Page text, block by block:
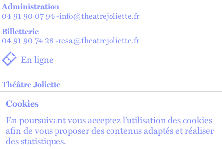
Administration
04 91 90 07 94-info@theatrejoliette.fr
Billetterie
04 91 90 74 28 -resa@theatrejoliette.fr
En ligne
Théâtre Joliette
2 place Henri Verneuil - 13002 Marseille
Théâtre de Lenche — Maison des artistes
2 place de Lenche - 13002 Marseille
Cookies
En poursuivant vous acceptez l’utilisation des cookies
afin de vous proposer des contenus adaptés et réaliser
des statistiques.